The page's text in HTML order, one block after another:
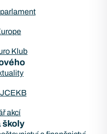
Klub
akcí
školy